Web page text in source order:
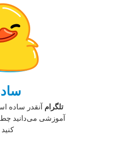
تلگرام آنقدر ساد‌ه
آموزشی می‌دانید
کنید